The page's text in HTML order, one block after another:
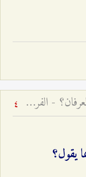
لماذا لا تكفي دراسة الفلسفة والعرفان؟ - الفرق بين العلم والمعرفة 4
يقول؟